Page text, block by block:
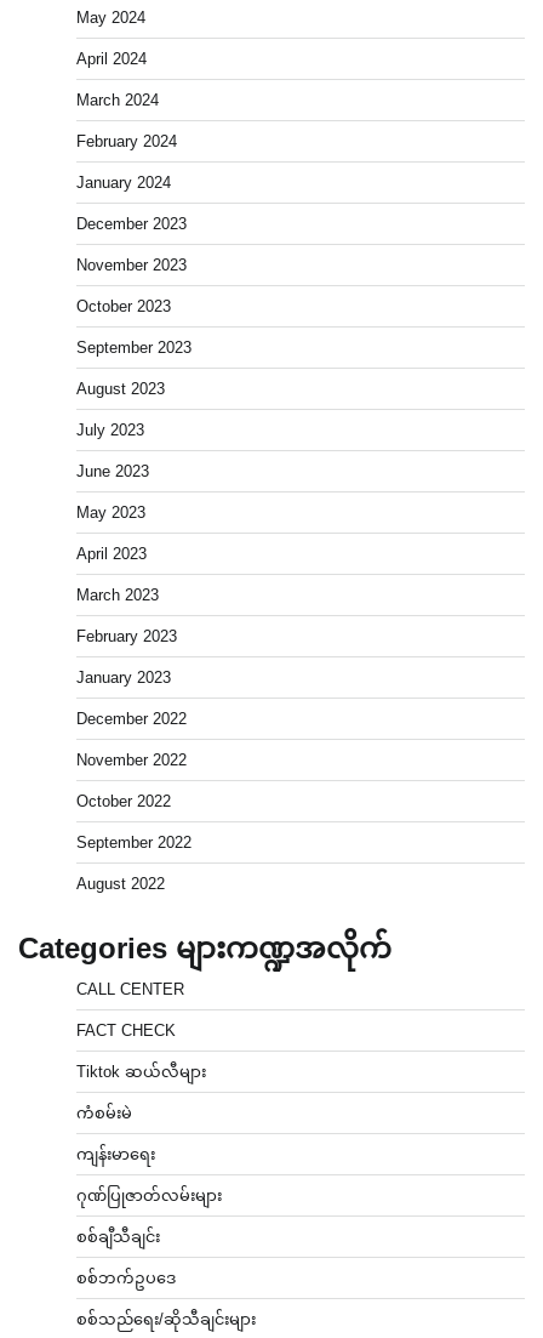
May 2024
April 2024
March 2024
February 2024
January 2024
December 2023
November 2023
October 2023
September 2023
August 2023
July 2023
June 2023
May 2023
April 2023
March 2023
February 2023
January 2023
December 2022
November 2022
October 2022
September 2022
August 2022
Categories များကဏ္ဍအလိုက်
CALL CENTER
FACT CHECK
Tiktok ဆယ်လီများ
ကံစမ်းမဲ
ကျန်းမာရေး
ဂုဏ်ပြုဇာတ်လမ်းများ
စစ်ချီသီချင်း
စစ်ဘက်ဥပဒေ
စစ်သည်ရေး/ဆိုသီချင်းများ